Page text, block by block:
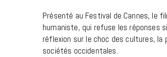
Présenté au Festival de Cannes, le
humaniste, qui refuse les réponses
réflexion sur le choc des cultures,
sociétés occidentales.